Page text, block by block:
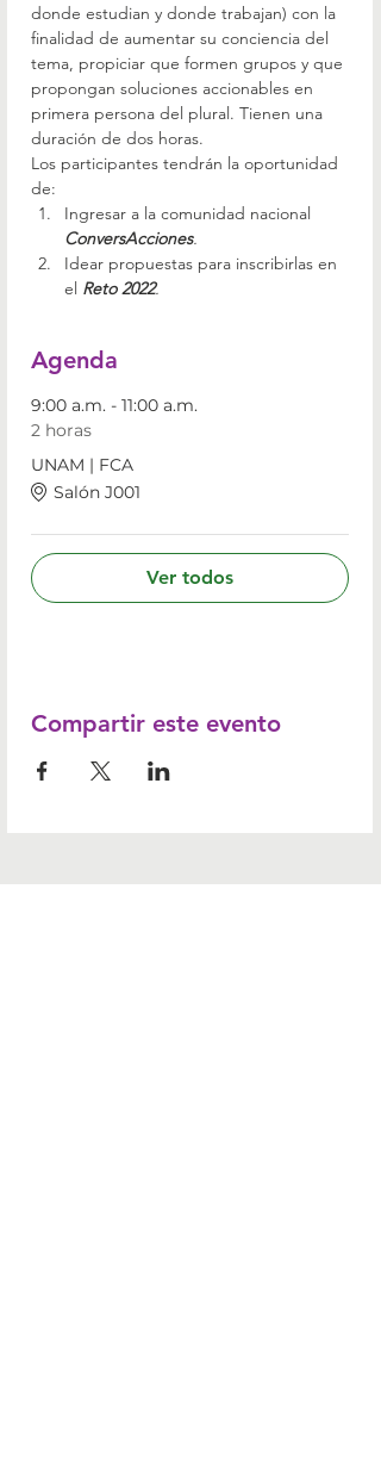
donde estudian y donde trabajan) con la
finalidad de aumentar su conciencia del
tema, propiciar que formen grupos y que
propongan soluciones accionables en
primera persona del plural. Tienen una
duración de dos horas.
Los participantes tendrán la oportunidad
de:
Ingresar a la comunidad nacional
ConversAcciones.
Idear propuestas para inscribirlas en
el Reto 2022.
Agenda
9:00 a.m. - 11:00 a.m.
2 horas
UNAM | FCA
Salón J001
Ver todos
Compartir este evento